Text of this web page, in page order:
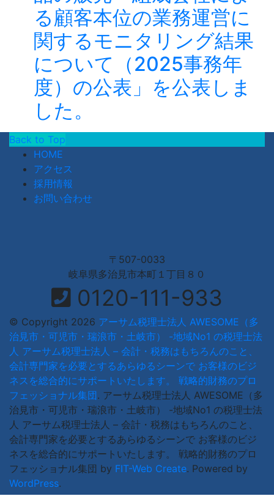
る顧客本位の業務運営に
関するモニタリング結果
について（2025事務年
度）の公表」を公表しま
した。
Back to Top
HOME
アクセス
採用情報
お問い合わせ
〒507-0033
岐阜県多治見市本町１丁目８０
0120-111-933
© Copyright 2026 アーサム税理士法人 AWESOME（多
治見市・可児市・瑞浪市・土岐市） -地域No1 の税理士法
人 アーサム税理士法人 – 会計・税務はもちろんのこと、
会計専門家を必要とするあらゆるシーンで お客様のビジ
ネスを総合的にサポートいたします。 戦略的財務のプロ
フェッショナル集団. アーサム税理士法人 AWESOME（多
治見市・可児市・瑞浪市・土岐市） -地域No1 の税理士法
人 アーサム税理士法人 – 会計・税務はもちろんのこと、
会計専門家を必要とするあらゆるシーンで お客様のビジ
ネスを総合的にサポートいたします。 戦略的財務のプロ
フェッショナル集団 by FIT-Web Create. Powered by
WordPress.